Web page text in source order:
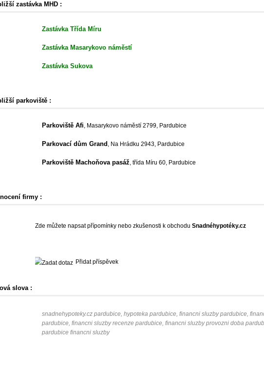
zastávka MHD :
Zastávka Třída Míru
Zastávka Masarykovo náměstí
Zastávka Sukova
parkoviště :
Parkoviště Afi, Masarykovo náměstí 2799, Pardubice
Parkovací dům Grand , Na Hrádku 2943, Pardubice
Parkoviště Machoňova pasáž, třída Míru 60, Pardubice
firmy :
Zde můžete napsat přípomínky nebo zkušenosti k obchoduSnadnéhypotéky.cz
Přidat příspěvek
slova :
snadnehypoteky.cz pardubice, hypoteka pardubice, financni sluzby pardubice,
pardubice, financni sluzby recenze pardubice, financni sluzby provozni doba
pardubice financni sluzby